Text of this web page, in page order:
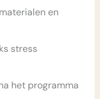
en
stress
het programma